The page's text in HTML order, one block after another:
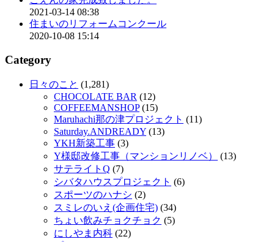
2021-03-14 08:38
住まいのリフォームコンクール
2020-10-08 15:14
Category
日々のこと (1,281)
CHOCOLATE BAR (12)
COFFEEMANSHOP(15)
Maruhachi那の津プロジェクト (11)
Saturday.ANDREADY (13)
YKH新築工事 (3)
Y様邸改修工事（マンションリノベ）
(13)
サテライトQ (7)
シバタハウスプロジェクト (6)
スポーツのハナシ (2)
スミレのいえ(企画住宅) (34)
ちょい飲みチョクチョク (5)
にしやま内科 (22)